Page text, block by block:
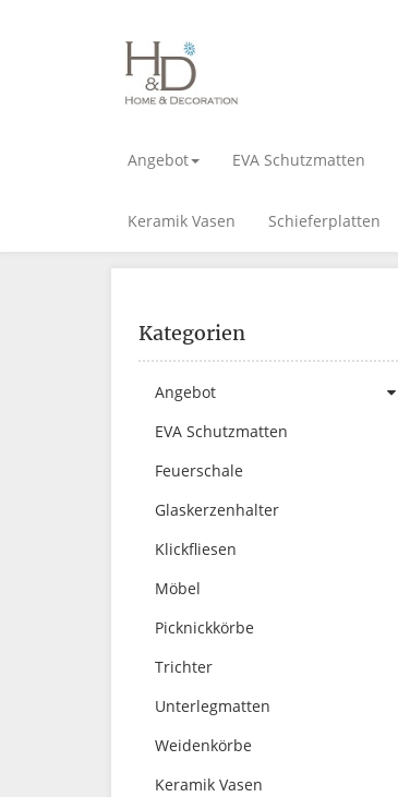
Angebot EVA Schutzmatten
Keramik Vasen Schieferplatten
Kategorien
Angebot
EVA Schutzmatten
Feuerschale
Glaskerzenhalter
Klickfliesen
Möbel
Picknickkörbe
Trichter
Unterlegmatten
Weidenkörbe
Keramik Vasen